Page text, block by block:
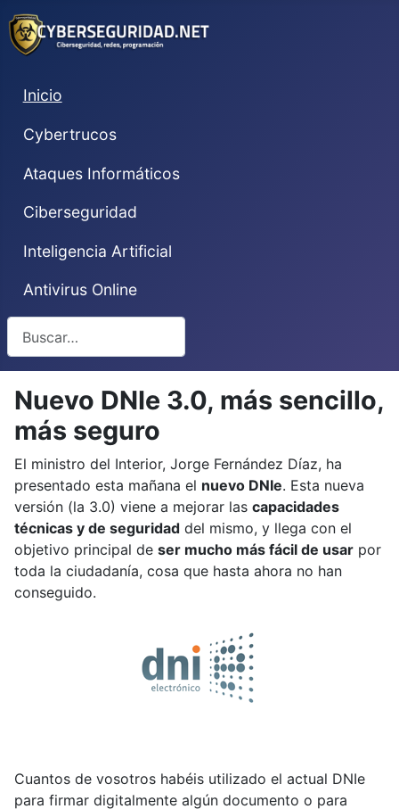
Inicio
Cybertrucos
Ataques Informáticos
Ciberseguridad
Inteligencia Artificial
Antivirus Online
Nuevo DNIe 3.0, más sencillo,
más seguro
El ministro del Interior, Jorge Fernández Díaz, ha
presentado esta mañana el nuevo DNIe. Esta nueva
versión (la 3.0) viene a mejorar las capacidades
técnicas y de seguridad del mismo, y llega con el
objetivo principal de ser mucho más fácil de usar por
toda la ciudadanía, cosa que hasta ahora no han
conseguido.
Cuantos de vosotros habéis utilizado el actual DNIe
para firmar digitalmente algún documento o para